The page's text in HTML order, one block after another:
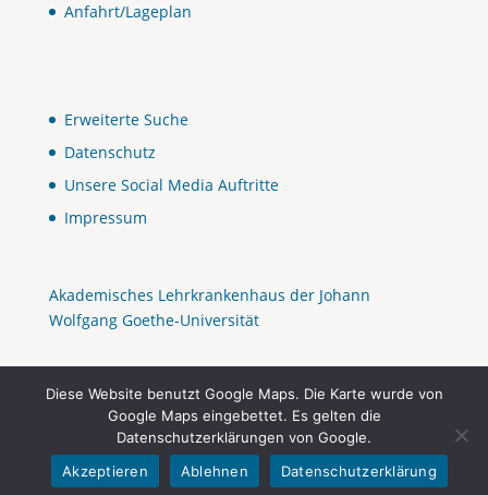
Anfahrt/Lageplan
Erweiterte Suche
Datenschutz
Unsere Social Media Auftritte
Impressum
Akademisches Lehrkrankenhaus der Johann
Wolfgang Goethe-Universität
Diese Website benutzt Google Maps. Die Karte wurde von
Google Maps eingebettet. Es gelten die
Datenschutzerklärungen von Google.
Akzeptieren
Ablehnen Datenschutzerklärung